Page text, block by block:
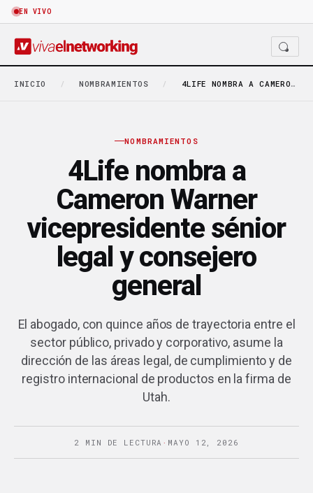
EN VIVO
INICIO / NOMBRAMIENTOS / 4LIFE NOMBRA A CAMERON WARNER VICEPRESIDENTE SÉNIOR LEGAL…
NOMBRAMIENTOS
4Life nombra a
Cameron Warner
vicepresidente sénior
legal y consejero
general
El abogado, con quince años de trayectoria entre el
sector público, privado y corporativo, asume la
dirección de las áreas legal, de cumplimiento y de
registro internacional de productos en la firma de
Utah.
2 MIN DE LECTURA · MAYO 12, 2026